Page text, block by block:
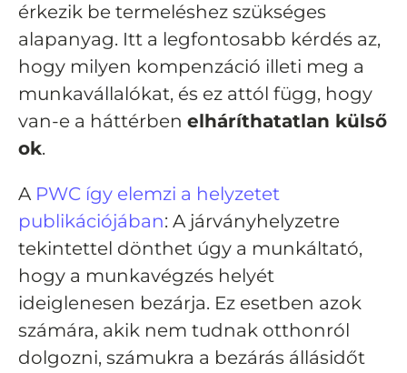
érkezik be termeléshez szükséges
alapanyag. Itt a legfontosabb kérdés az,
hogy milyen kompenzáció illeti meg a
munkavállalókat, és ez attól függ, hogy
van-e a háttérben elháríthatatlan külső
ok.
A PWC így elemzi a helyzetet
publikációjában: A járványhelyzetre
tekintettel dönthet úgy a munkáltató,
hogy a munkavégzés helyét
ideiglenesen bezárja. Ez esetben azok
számára, akik nem tudnak otthonról
dolgozni, számukra a bezárás állásidőt